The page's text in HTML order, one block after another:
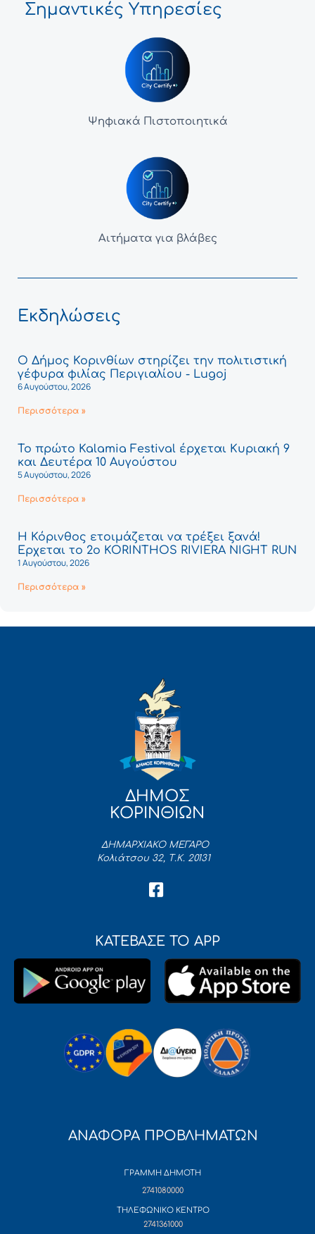
Σημαντικές Υπηρεσίες
Ψηφιακά Πιστοποιητικά
Αιτήματα για βλάβες
Εκδηλώσεις
Ο Δήμος Κορινθίων στηρίζει την πολιτιστική
γέφυρα φιλίας Περιγιαλίου - Lugoj
6 Αυγούστου, 2026
Περισσότερα »
Το πρώτο Kalamia Festival έρχεται Κυριακή 9
και Δευτέρα 10 Αυγούστου
5 Αυγούστου, 2026
Περισσότερα »
Η Κόρινθος ετοιμάζεται να τρέξει ξανά!
Έρχεται το 2ο KORINTHOS RIVIERA NIGHT RUN
1 Αυγούστου, 2026
Περισσότερα »
ΔΗΜΟΣ
ΚΟΡΙΝΘΙΩΝ
ΔΗΜΑΡΧΙΑΚΟ ΜΕΓΑΡΟ
Κολιάτσου 32, Τ.Κ. 20131
ΚΑΤΕΒΑΣΕ ΤΟ APP
ΑΝΑΦΟΡΑ ΠΡΟΒΛΗΜΑΤΩΝ
ΓΡΑΜΜΗ ΔΗΜΟΤΗ
2741080000
ΤΗΛΕΦΩΝΙΚΟ ΚΕΝΤΡΟ
2741361000